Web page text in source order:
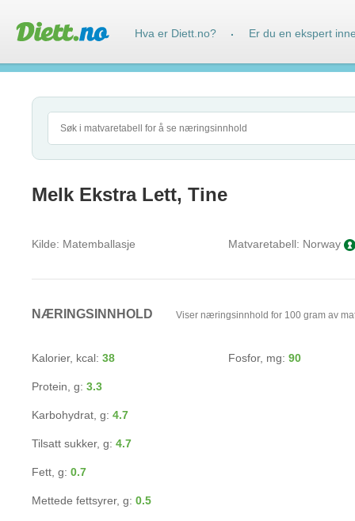
Melk Ekstra Lett, Tine
Kilde: Matemballasje Matvaretabell: Norway
NÆRINGSINNHOLD Viser næringsinnhold for 100 gram av
Kalorier, kcal: 38
Protein, g: 3.3
Karbohydrat, g: 4.7
Tilsatt sukker, g: 4.7
Fett, g: 0.7
Mettede fettsyrer, g: 0.5
Fosfor, mg: 90
Hva er Diett.no? · Er du en ekspert